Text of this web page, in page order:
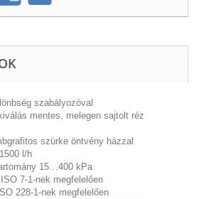
szabályozóval
mentes, melegen sajtolt réz
szürke öntvény házzal
l/h
15…400 kPa
7-1-nek megfelelően
228-1-nek megfelelően